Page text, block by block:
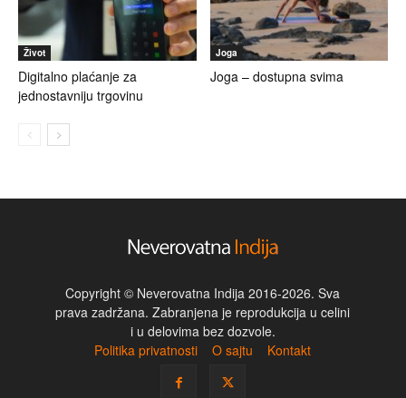
Život
Digitalno plaćanje za
jednostavniju trgovinu
Joga
Joga – dostupna svima
Copyright © Neverovatna Indija 2016-2026. Sva
prava zadržana. Zabranjena je reprodukcija u celini
i u delovima bez dozvole.
Politika privatnosti
O sajtu Kontakt